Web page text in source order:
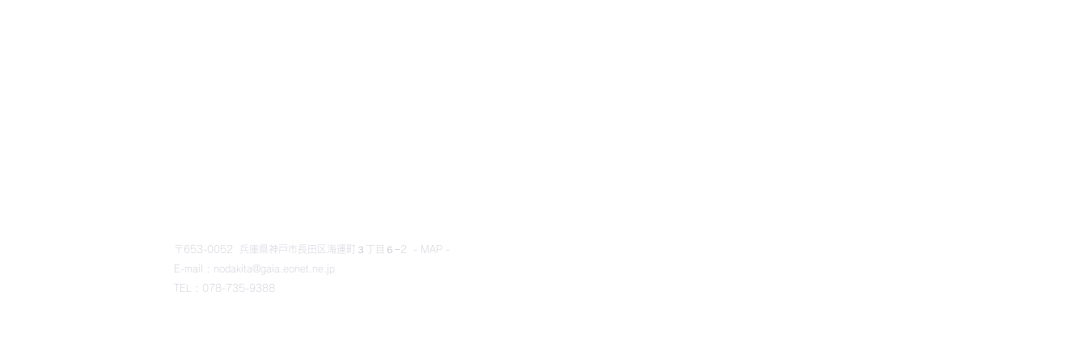
〒653-0052 兵庫県神戸市長田区海運町３丁目６−2 - MAP -
E-mail : nodakita@gaia.eonet.ne.jp
TEL : 078-735-9388